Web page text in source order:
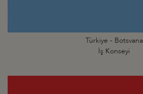
Türkiye - Botsvana
İş Konseyi